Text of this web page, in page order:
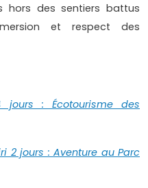
hors des sentiers battus
et respect des
jours : Écotourisme des
2 jours : Aventure au Parc